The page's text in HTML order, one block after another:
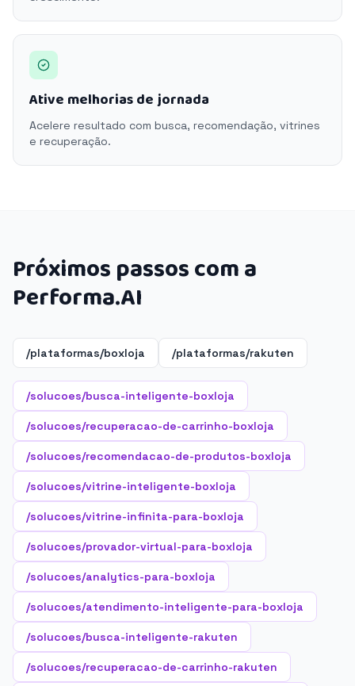
Ative melhorias de jornada
Acelere resultado com busca, recomendação, vitrines
e recuperação.
Próximos passos com a
Performa.AI
/plataformas/boxloja /plataformas/rakuten
/solucoes/busca-inteligente-boxloja
/solucoes/recuperacao-de-carrinho-boxloja
/solucoes/recomendacao-de-produtos-boxloja
/solucoes/vitrine-inteligente-boxloja
/solucoes/vitrine-infinita-para-boxloja
/solucoes/provador-virtual-para-boxloja
/solucoes/analytics-para-boxloja
/solucoes/atendimento-inteligente-para-boxloja
/solucoes/busca-inteligente-rakuten
/solucoes/recuperacao-de-carrinho-rakuten